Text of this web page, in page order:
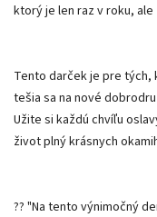
ktorý je len raz v roku,
Tento darček je pre
tešia sa na nové
Užite si každú chvíľu
život plný krásnych
?? "Na tento výnimočný